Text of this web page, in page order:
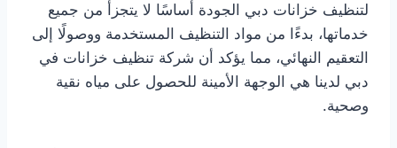
لتنظيف خزانات دبي الجودة أساسًا لا يتجزأ من جميع
خدماتها، بدءًا من مواد التنظيف المستخدمة ووصولًا إلى
التعقيم النهائي، مما يؤكد أن شركة تنظيف خزانات في
دبي لدينا هي الوجهة الأمينة للحصول على مياه نقية
وصحية.